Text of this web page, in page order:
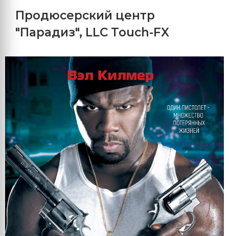
Продюсерский центр
"Парадиз", LLC Touch-FX